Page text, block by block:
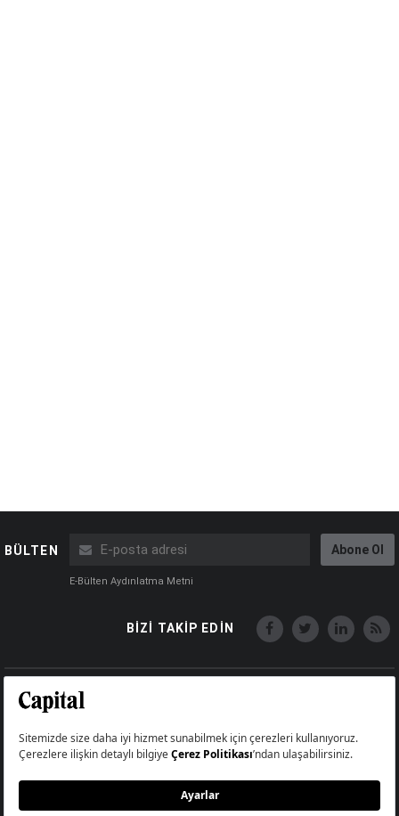
BÜLTEN Abone Ol
E-Bülten Aydınlatma Metni
BİZİ TAKİP EDİN
Big Medya Teknoloji A.Ş.
Üsküdar İstanbul Turkey